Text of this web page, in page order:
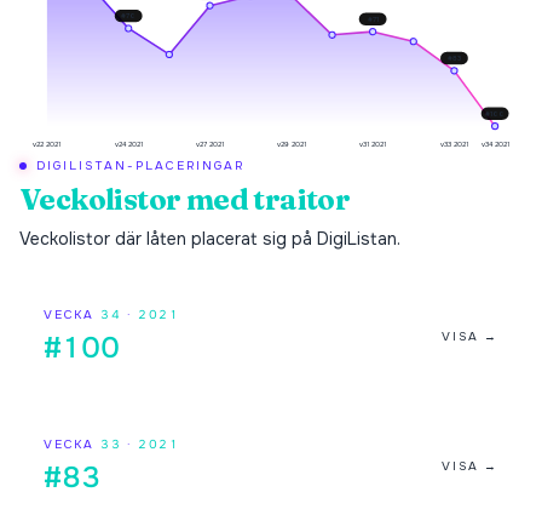
# 70 # 71
# 83
# 100
v22 2021 v24 2021 v27 2021 v29 2021 v31 2021 v33 2021 v34 2021
DIGILISTAN-PLACERINGAR
Veckolistor medtraitor
Veckolistor där låten placerat sig på DigiListan.
VECKA 34 · 2021
#100 VISA →
VECKA 33 · 2021
#83 VISA →